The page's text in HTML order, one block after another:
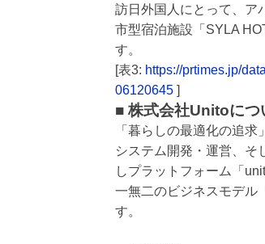
訪日外国人にとって、ア
市型宿泊施設「SYLA
す。
[表3: https://prtimes.jp/
06120645 ]
■ 株式会社Unitoにつ
「暮らしの最適化の追
システム開発・運営、そ
しプラットフォーム「
一無二のビジネスモデル
す。